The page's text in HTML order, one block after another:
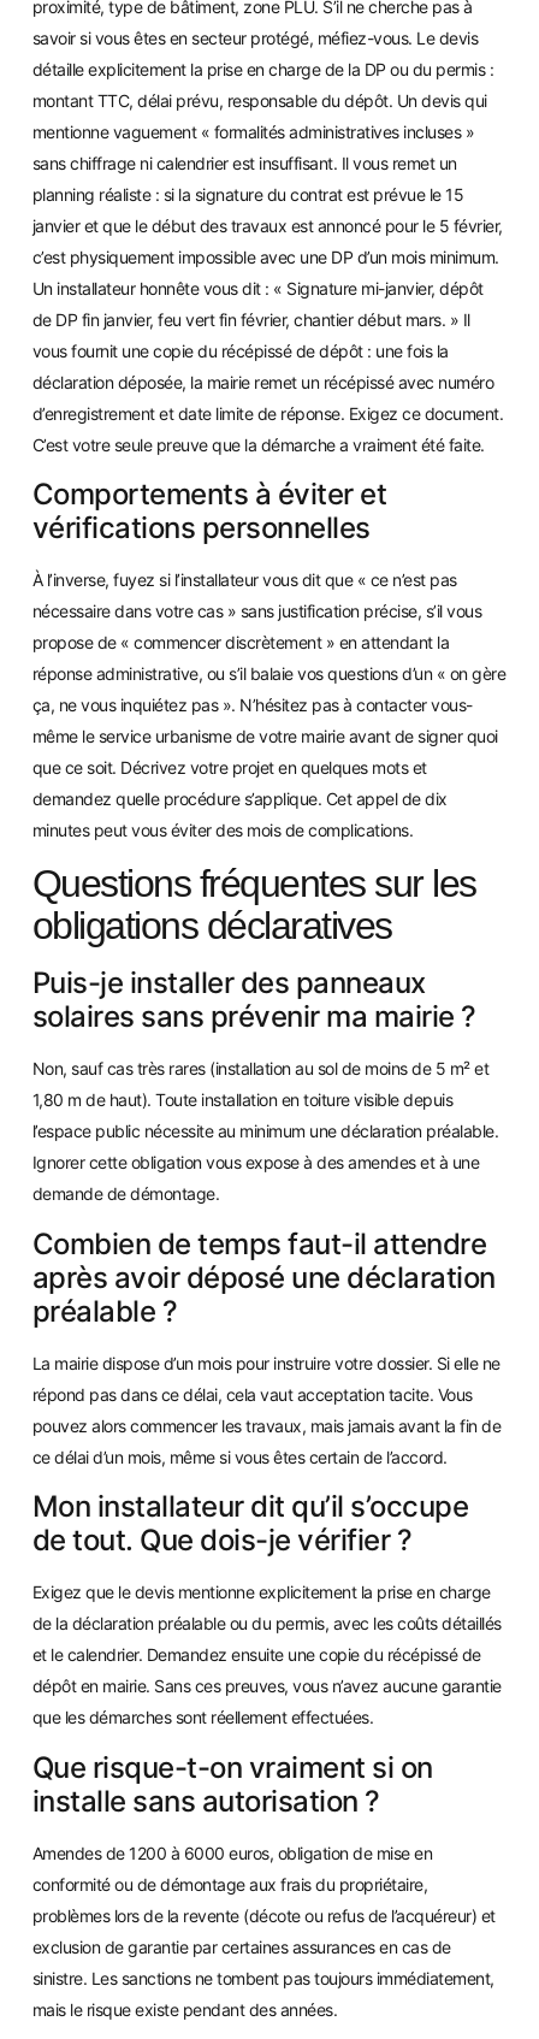
proximité, type de bâtiment, zone PLU. S’il ne cherche pas à
savoir si vous êtes en secteur protégé, méfiez-vous. Le devis
détaille explicitement la prise en charge de la DP ou du permis :
montant TTC, délai prévu, responsable du dépôt. Un devis qui
mentionne vaguement « formalités administratives incluses »
sans chiffrage ni calendrier est insuffisant. Il vous remet un
planning réaliste : si la signature du contrat est prévue le 15
janvier et que le début des travaux est annoncé pour le 5 février,
c’est physiquement impossible avec une DP d’un mois minimum.
Un installateur honnête vous dit : « Signature mi-janvier, dépôt
de DP fin janvier, feu vert fin février, chantier début mars. » Il
vous fournit une copie du récépissé de dépôt : une fois la
déclaration déposée, la mairie remet un récépissé avec numéro
d’enregistrement et date limite de réponse. Exigez ce document.
C’est votre seule preuve que la démarche a vraiment été faite.
Comportements à éviter et
vérifications personnelles
À l’inverse, fuyez si l’installateur vous dit que « ce n’est pas
nécessaire dans votre cas » sans justification précise, s’il vous
propose de « commencer discrètement » en attendant la
réponse administrative, ou s’il balaie vos questions d’un « on gère
ça, ne vous inquiétez pas ». N’hésitez pas à contacter vous-
même le service urbanisme de votre mairie avant de signer quoi
que ce soit. Décrivez votre projet en quelques mots et
demandez quelle procédure s’applique. Cet appel de dix
minutes peut vous éviter des mois de complications.
Questions fréquentes sur les
obligations déclaratives
Puis-je installer des panneaux
solaires sans prévenir ma mairie ?
Non, sauf cas très rares (installation au sol de moins de 5 m² et
1,80 m de haut). Toute installation en toiture visible depuis
l’espace public nécessite au minimum une déclaration préalable.
Ignorer cette obligation vous expose à des amendes et à une
demande de démontage.
Combien de temps faut-il attendre
après avoir déposé une déclaration
préalable ?
La mairie dispose d’un mois pour instruire votre dossier. Si elle ne
répond pas dans ce délai, cela vaut acceptation tacite. Vous
pouvez alors commencer les travaux, mais jamais avant la fin de
ce délai d’un mois, même si vous êtes certain de l’accord.
Mon installateur dit qu’il s’occupe
de tout. Que dois-je vérifier ?
Exigez que le devis mentionne explicitement la prise en charge
de la déclaration préalable ou du permis, avec les coûts détaillés
et le calendrier. Demandez ensuite une copie du récépissé de
dépôt en mairie. Sans ces preuves, vous n’avez aucune garantie
que les démarches sont réellement effectuées.
Que risque-t-on vraiment si on
installe sans autorisation ?
Amendes de 1200 à 6000 euros, obligation de mise en
conformité ou de démontage aux frais du propriétaire,
problèmes lors de la revente (décote ou refus de l’acquéreur) et
exclusion de garantie par certaines assurances en cas de
sinistre. Les sanctions ne tombent pas toujours immédiatement,
mais le risque existe pendant des années.